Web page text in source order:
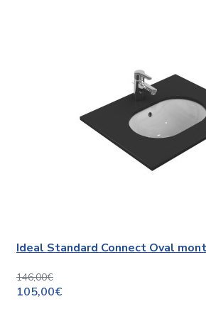
Ideal Standard Connect Oval
146,00€
105,00€